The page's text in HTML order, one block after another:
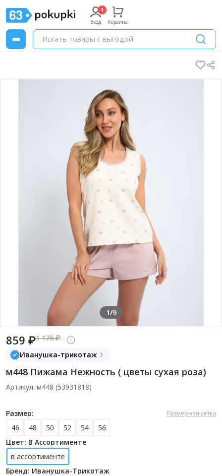
Вход Корзина
1/9
859 ₽1 176 ₽
Иванушка-трикотаж
м448 Пижама Нежность ( цветы сухая роза)
Артикул: м448 (53931818)
Размер: Размерная сетка
46 48 50 52 54
56
Цвет: В Ассортименте
в ассортименте
Бренд: Иванушка-Трикотаж